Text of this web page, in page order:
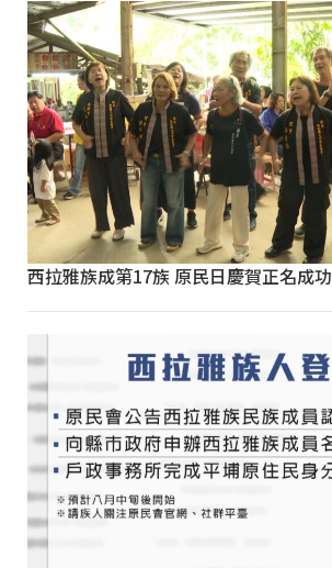
西拉雅族成第17族 原民日慶賀正名成功